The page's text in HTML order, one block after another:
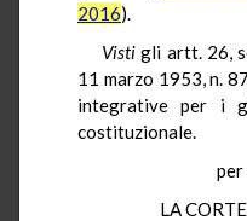
2016).
Visti gli artt. 26,
11 marzo 1953, n.
integrative per i
costituzionale.
LA